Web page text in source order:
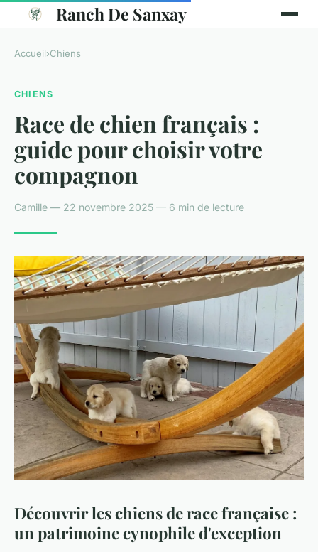
Ranch De Sanxay
Accueil›Chiens
CHIENS
Race de chien français :
guide pour choisir votre
compagnon
Camille — 22 novembre 2025 — 6 min de lecture
Découvrir les chiens de race française :
un patrimoine cynophile d'exception